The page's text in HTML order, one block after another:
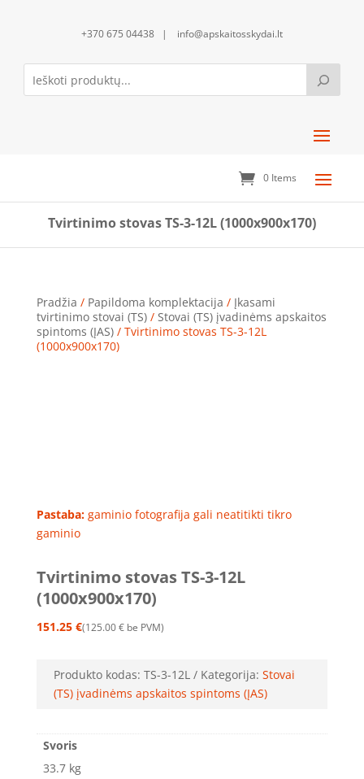
+370 675 04438 | info@apskaitosskydai.lt
0 Items
Tvirtinimo stovas TS-3-12L (1000x900x170)
Pradžia / Papildoma komplektacija / Įkasami
tvirtinimo stovai (TS)/ Stovai (TS) įvadinėms apskaitos
spintoms (ĮAS)/ Tvirtinimo stovas TS-3-12L
(1000x900x170)
Pastaba:gaminio fotografija gali neatitikti tikro
gaminio
Tvirtinimo stovas TS-3-12L
(1000x900x170)
151.25 € 125.00€ be PVM
Produkto kodas: TS-3-12L Kategorija: Stovai
(TS) įvadinėms apskaitos spintoms (ĮAS)
Svoris
33.7 kg